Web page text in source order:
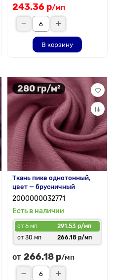
243.36 р/мп
В корзину
280 гр/м²
Ткань пике однотонный,
цвет — брусничный
2000000032771
Есть в наличии
от 6 мп
291.53 р/мп
от 30 мп
266.18 р/мп
от 266.18 р/мп